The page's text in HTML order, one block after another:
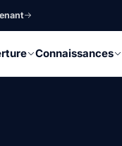
Connaissances